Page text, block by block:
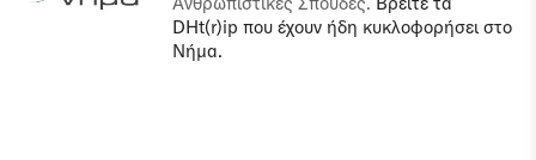
DHt(r)ip που έχουν ήδη κυκλοφορήσει στο
Νήμα.